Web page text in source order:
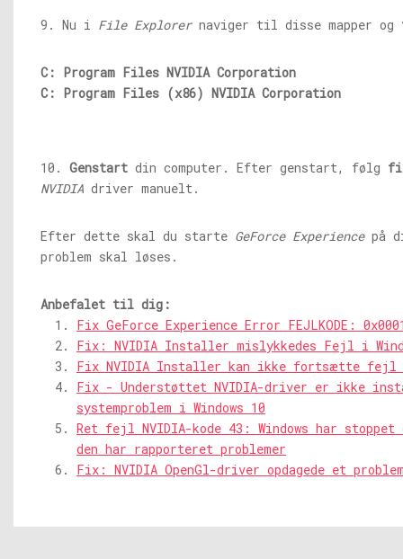
9. Nu i File Explorernaviger til disse mapper og
C: Program Files NVIDIA Corporation
C: Program Files (x86) NVIDIA Corporation
10. Genstart din computer. Efter genstart, følg
NVIDIA driver manuelt.
Efter dette skal du starte GeForce Experiencepå
problem skal løses.
Anbefalet til dig:
Fix GeForce Experience Error FEJLKODE:
Fix: NVIDIA Installer mislykkedes Fejl i
Fix NVIDIA Installer kan ikke fortsætte fejl
Fix - Understøttet NVIDIA-driver er ikke
systemproblem i Windows 10
Ret fejl NVIDIA-kode 43: Windows har stoppet
den har rapporteret problemer
Fix: NVIDIA OpenGl-driver opdagede et